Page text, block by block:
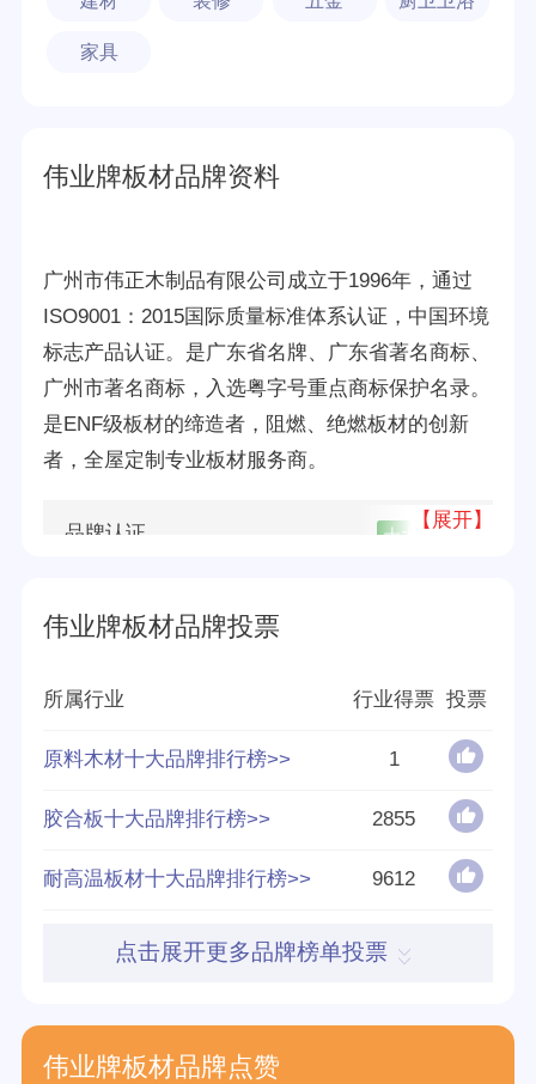
家具
伟业牌板材品牌资料
广州市伟正木制品有限公司成立于1996年，通过
ISO9001：2015国际质量标准体系认证，中国环境
标志产品认证。是广东省名牌、广东省著名商标、
广州市著名商标，入选粤字号重点商标保护名录。
是ENF级板材的缔造者，阻燃、绝燃板材的创新
者，全屋定制专业板材服务商。
品牌认证 十大 优质
95%
广州市伟正木制品有限公司
【展开】
伟业牌板材品牌投票
所属行业 行业得票 投票
原料木材十大品牌排行榜>> 1
胶合板十大品牌排行榜>> 2855
耐高温板材十大品牌排行榜>> 9612
点击展开更多品牌榜单投票
伟业牌板材品牌点赞